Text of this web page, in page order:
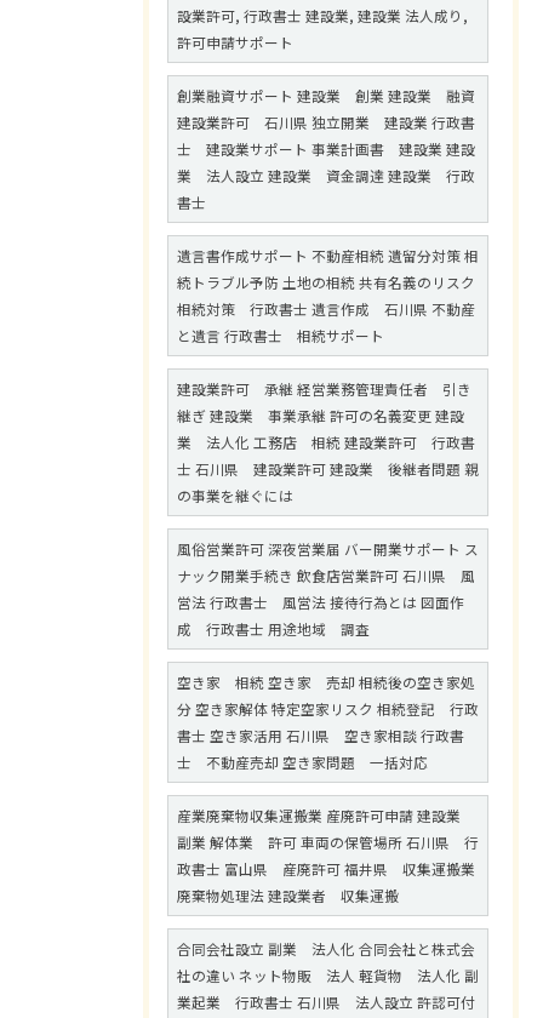
設業許可, 行政書士 建設業, 建設業 法人成り,
許可申請サポート
創業融資サポート 建設業 創業 建設業 融資
建設業許可 石川県 独立開業 建設業 行政書
士 建設業サポート 事業計画書 建設業 建設
業 法人設立 建設業 資金調達 建設業 行政
書士
遺言書作成サポート 不動産相続 遺留分対策 相
続トラブル予防 土地の相続 共有名義のリスク
相続対策 行政書士 遺言作成 石川県 不動産
と遺言 行政書士 相続サポート
建設業許可 承継 経営業務管理責任者 引き
継ぎ 建設業 事業承継 許可の名義変更 建設
業 法人化 工務店 相続 建設業許可 行政書
士 石川県 建設業許可 建設業 後継者問題 親
の事業を継ぐには
風俗営業許可 深夜営業届 バー開業サポート ス
ナック開業手続き 飲食店営業許可 石川県 風
営法 行政書士 風営法 接待行為とは 図面作
成 行政書士 用途地域 調査
空き家 相続 空き家 売却 相続後の空き家処
分 空き家解体 特定空家リスク 相続登記 行政
書士 空き家活用 石川県 空き家相談 行政書
士 不動産売却 空き家問題 一括対応
産業廃棄物収集運搬業 産廃許可申請 建設業
副業 解体業 許可 車両の保管場所 石川県 行
政書士 富山県 産廃許可 福井県 収集運搬業
廃棄物処理法 建設業者 収集運搬
合同会社設立 副業 法人化 合同会社と株式会
社の違い ネット物販 法人 軽貨物 法人化 副
業起業 行政書士 石川県 法人設立 許認可付